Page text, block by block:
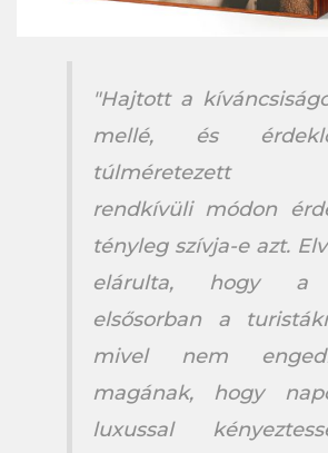
"Hajtott a
mellé, és
túlméretezett
rendkívüli módon
tényleg szívja-e azt.
elárulta, hogy a
elsősorban a
mivel nem
magának, hogy
luxussal